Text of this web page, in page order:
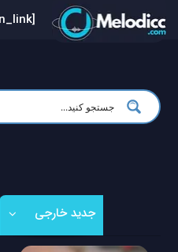
[login_link]
جدید خارجی